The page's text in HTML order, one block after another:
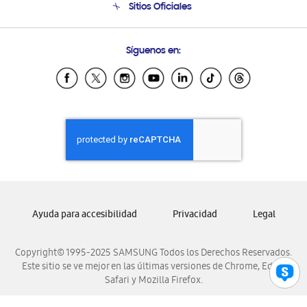
Condiciones de Compra
Soporte vía eMail
Sitios Oficiales
Samsung Ecuador
Samsung El Salvador
Samsung Honduras
Samsung Nicaragua
Samsung Panamá
Samsung Venezuela
Síguenos en:
Copyright© 1995-2025 SAMSUNG Todos los Derechos Reservados.
Este sitio se ve mejor en las últimas versiones de Chrome, Edge,
Safari y Mozilla Firefox.
Ayuda para accesibilidad Privacidad Legal